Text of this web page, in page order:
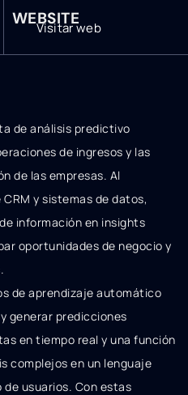
WEBSITE
Visitar web
de análisis predictivo
de ingresos y las
de las empresas. Al
y sistemas de datos,
información en insights
oportunidades de negocio y
de aprendizaje automático
generar predicciones
en tiempo real y una función
complejos en un lenguaje
usuarios. Con estas